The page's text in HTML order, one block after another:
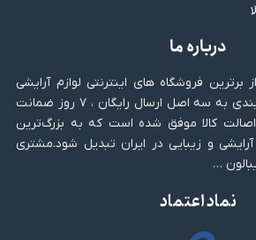
درباره ما
برترین فروشگاه های اینترنتی لوازم آرایشی
بهداشتی و زیبایی با پایبندی به سه اصل ارسال رایگان ، ۷ روز ضمانت
کالا موفق شده است که به بزرگ‌ترین
آرایشی و زیبایی در ایران تبدیل شود.مشتری
…
نماد اعتماد